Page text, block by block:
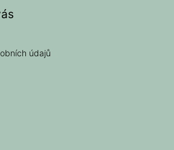
údajů